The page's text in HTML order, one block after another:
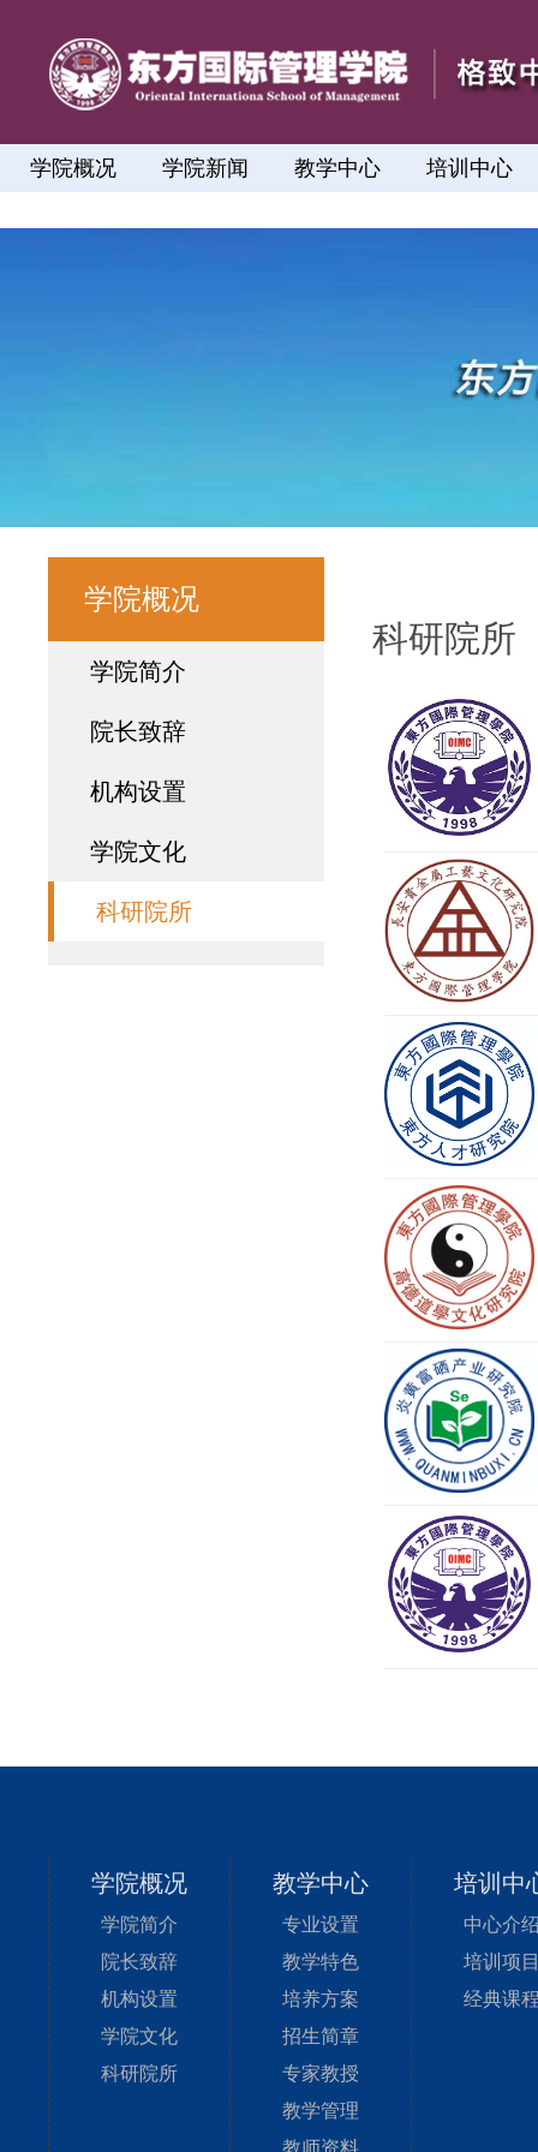
学院概况 学院新闻 教学中心 培训中心
学院概况
学院简介
院长致辞
机构设置
学院文化
科研院所
科研院所
学院概况
学院简介
院长致辞
机构设置
学院文化
科研院所
教学中心
专业设置
教学特色
培养方案
招生简章
专家教授
教学管理
培训中
中心介
培训项
经典课